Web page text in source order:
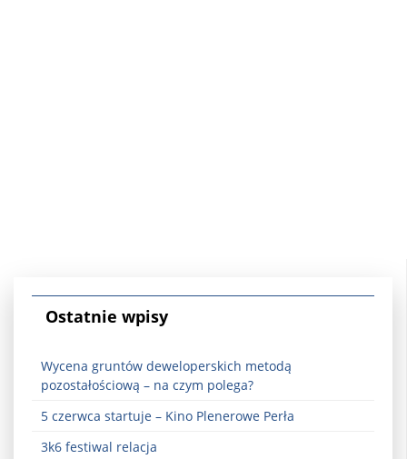
Ostatnie wpisy
Wycena gruntów deweloperskich metodą
pozostałościową – na czym polega?
5 czerwca startuje – Kino Plenerowe Perła
3k6 festiwal relacja